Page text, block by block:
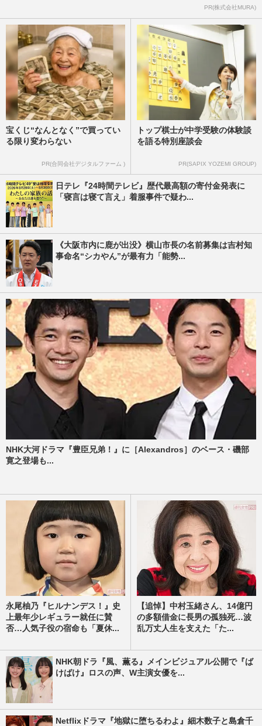
PR(株式会社MURA)
宝くじ“なんとなく”で買ってい
る限り変わらない
PR(合同会社デジタルファーム )
トップ棋士が中学受験の体験談
を語る特別座談会
PR(SAPIX YOZEMI GROUP)
日テレ『24時間テレビ』歴代最高額の寄付金発表に
「寝言は寝て言え」着服事件で疑わ...
《大阪市内に鹿が出没》横山市長の名前募集は吉村知
事命名“シカやん”が最有力「能勢...
NHK大河ドラマ『豊臣兄弟！』に［Alexandros］のベース・磯部
寛之登場も...
永尾柚乃『ヒルナンデス！』史
上最年少レギュラー就任に賛
否…人気子役の宿命も「夏休...
【追悼】中村玉緒さん、14億円
の多額借金に長男の孤独死…波
乱万丈人生を支えた「た...
NHK朝ドラ『風、薫る』メインビジュアル公開で『ば
けばけ』ロスの声、W主演女優を...
Netflixドラマ『地獄に堕ちるわよ』細木数子と島倉千